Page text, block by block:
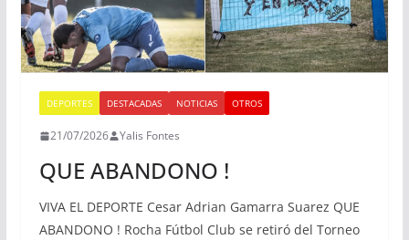
DEPORTES DESTACADAS NOTICIAS OTROS
21/07/2026 Yalis Fontes
QUE ABANDONO !
VIVA EL DEPORTE Cesar Adrian Gamarra Suarez QUE
ABANDONO ! Rocha Fútbol Club se retiró del Torneo